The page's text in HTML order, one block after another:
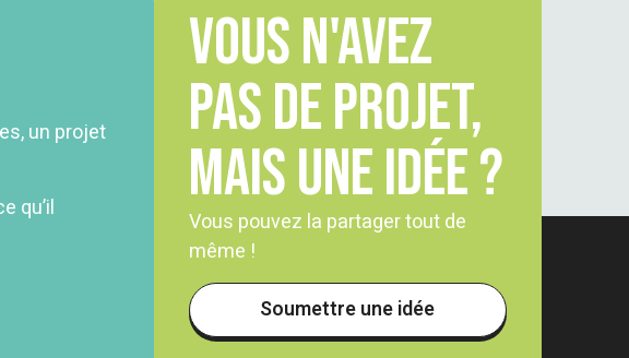
un projet
qu’il
Vous n'avez
pas de projet,
mais une idée ?
Vous pouvez la partager tout de
même !
Soumettre une idée